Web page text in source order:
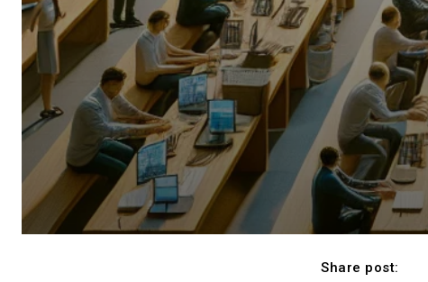
Share post: